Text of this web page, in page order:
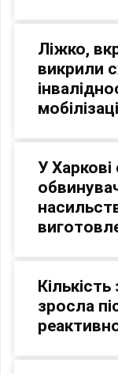
Ліжко,
викрили
У
зросла